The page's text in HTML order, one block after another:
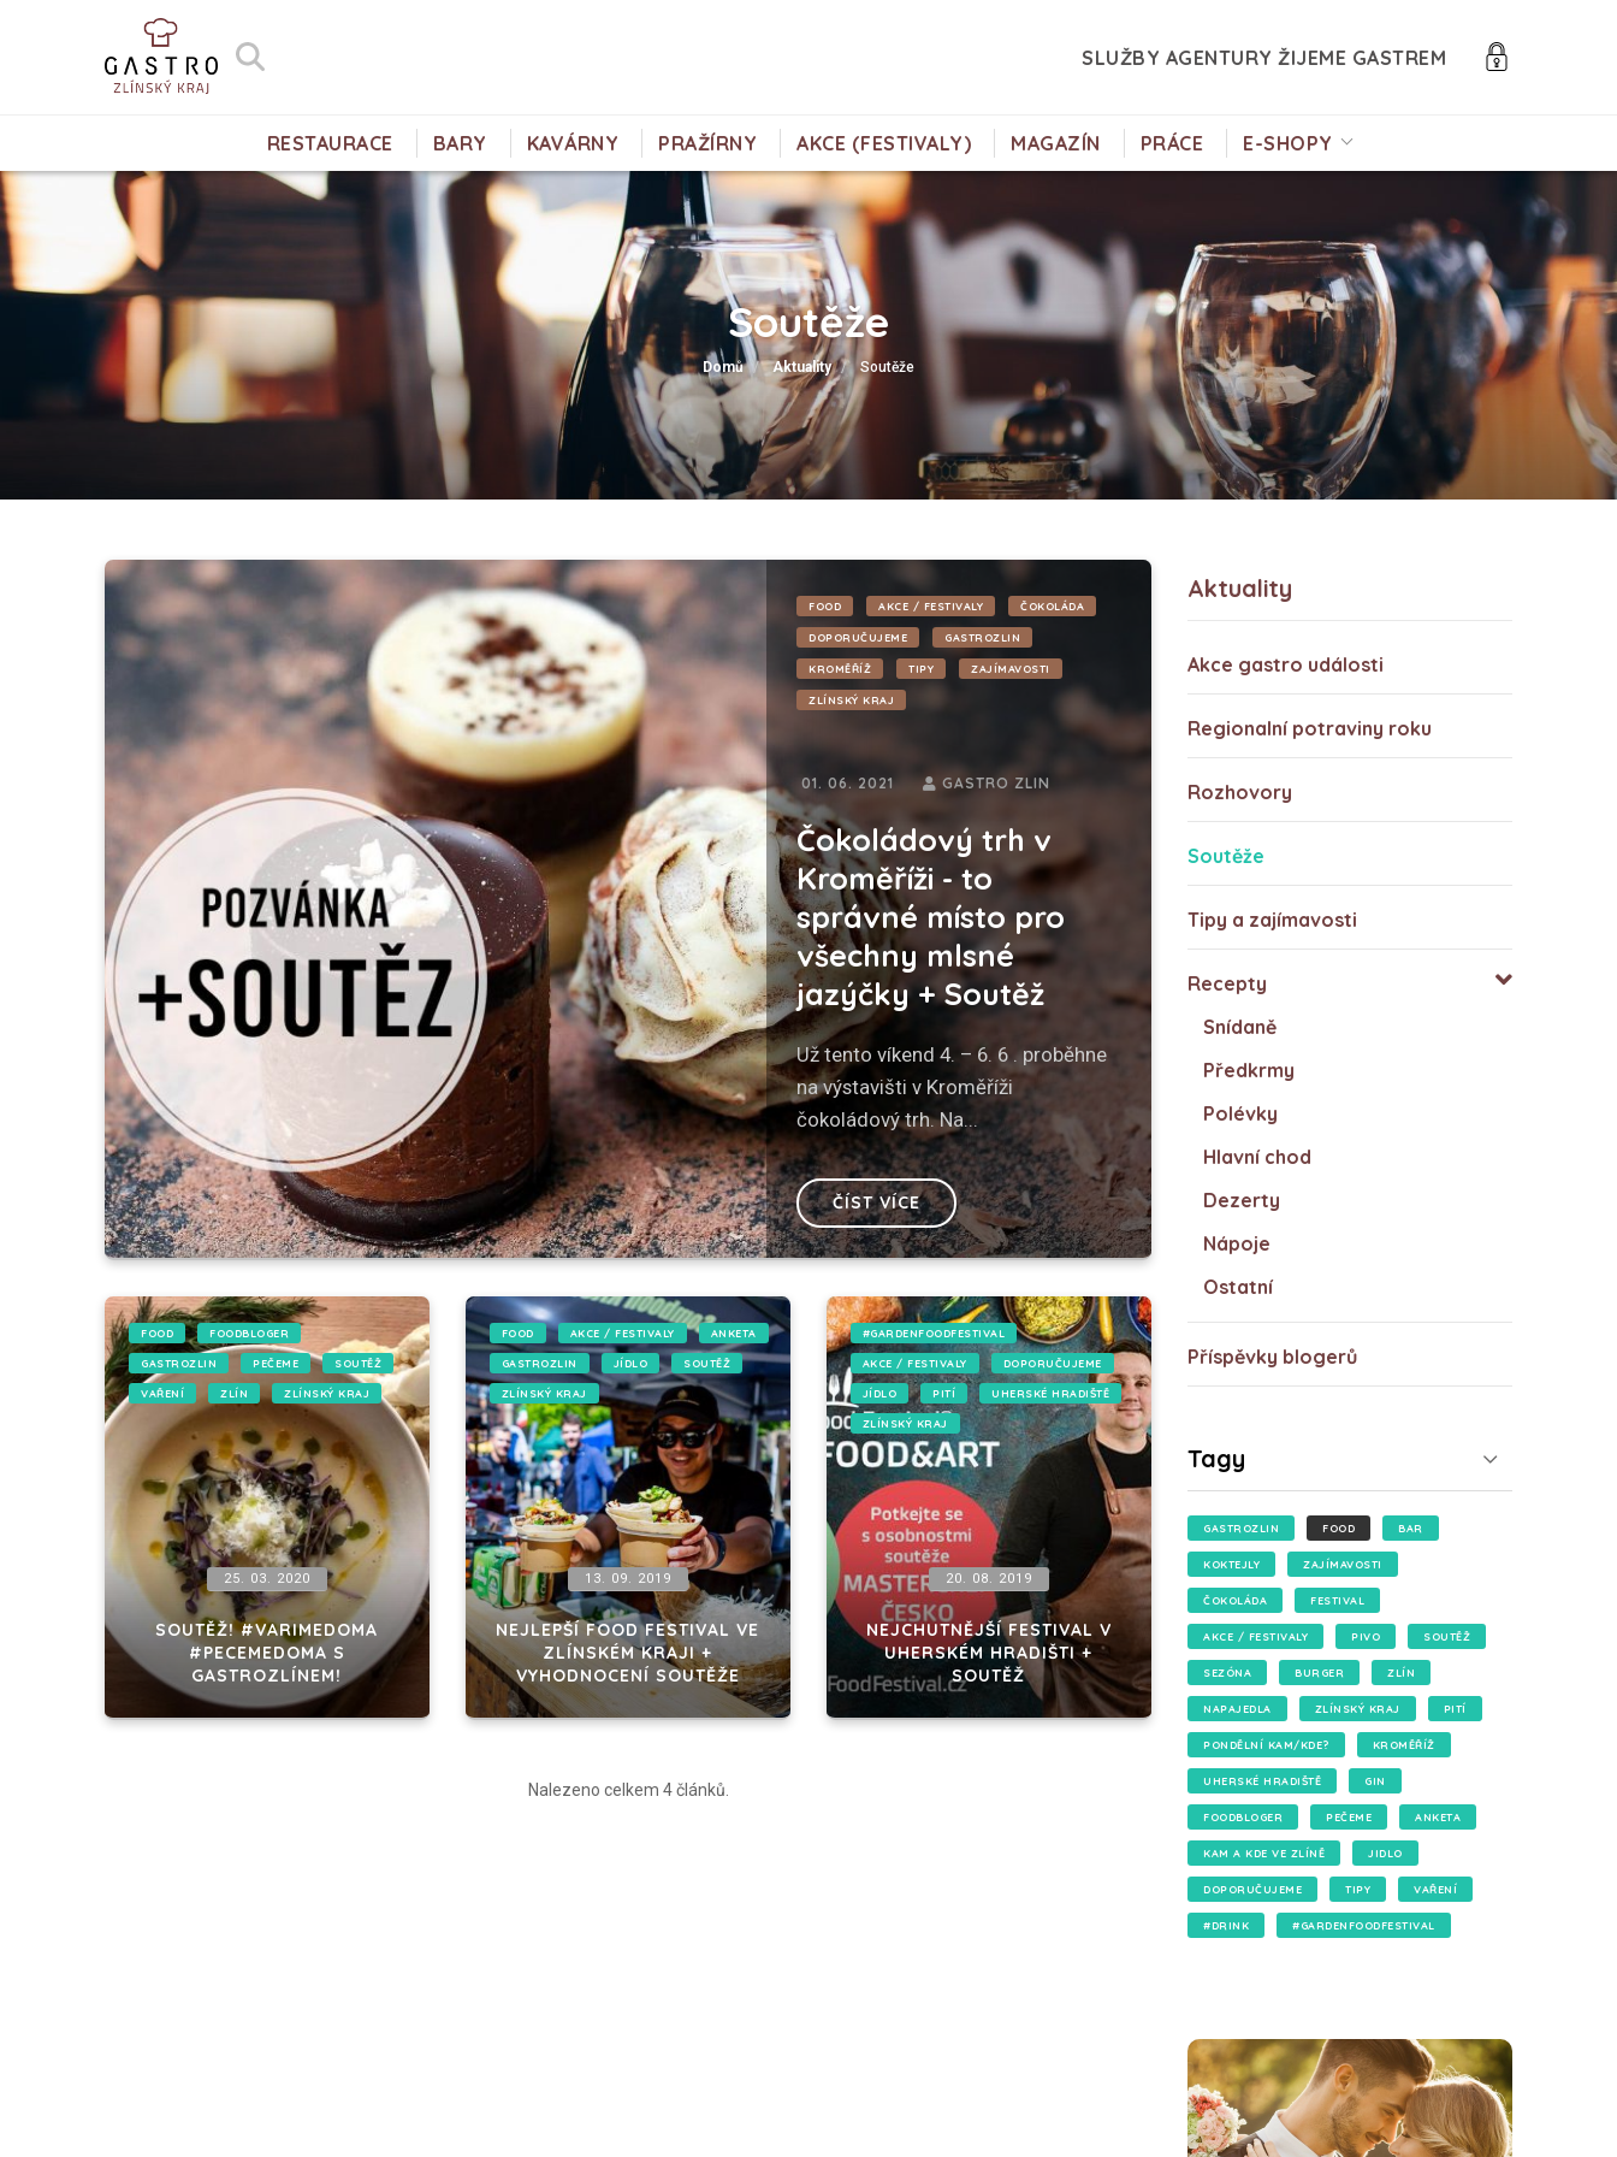
SLUŽBY AGENTURY ŽIJEME GASTREM
RESTAURACE BARY KAVÁRNY PRAŽÍRNY AKCE (FESTIVALY) MAGAZÍN PRÁCE E-SHOPY
Soutěže
Domů Aktuality Soutěže
FOOD AKCE / FESTIVALY ČOKOLÁDA
DOPORUČUJEME GASTROZLIN
KROMĚŘÍŽ TIPY ZAJÍMAVOSTI
ZLÍNSKÝ KRAJ
01. 06. 2021 GASTRO ZLIN
Čokoládový trh v
Kroměříži - to
správné místo pro
všechny mlsné
jazýčky + Soutěž
Už tento víkend 4. – 6. 6 . proběhne
na výstavišti v Kroměříži
čokoládový trh. Na...
ČÍST VÍCE
FOOD FOODBLOGER
GASTROZLIN PEČEME SOUTĚŽ
VAŘENÍ ZLÍN ZLÍNSKÝ KRAJ
25. 03. 2020
SOUTĚŽ! #VARIMEDOMA
#PECEMEDOMA S
GASTROZLÍNEM!
FOOD AKCE / FESTIVALY ANKETA
GASTROZLIN JÍDLO SOUTĚŽ
ZLÍNSKÝ KRAJ
13. 09. 2019
NEJLEPŠÍ FOOD FESTIVAL VE
ZLÍNSKÉM KRAJI +
VYHODNOCENÍ SOUTĚŽE
#GARDENFOODFESTIVAL
AKCE / FESTIVALY DOPORUČUJEME
JÍDLO PITÍ UHERSKÉ HRADIŠTĚ
ZLÍNSKÝ KRAJ
20. 08. 2019
NEJCHUTNĚJŠÍ FESTIVAL V
UHERSKÉM HRADIŠTI +
SOUTĚŽ
Nalezeno celkem 4 článků.
Aktuality
Akce gastro události
Regionalní potraviny roku
Rozhovory
Soutěže
Tipy a zajímavosti
Recepty
Snídaně
Předkrmy
Polévky
Hlavní chod
Dezerty
Nápoje
Ostatní
Příspěvky blogerů
Tagy
GASTROZLIN FOOD BAR
KOKTEJLY ZAJÍMAVOSTI
ČOKOLÁDA FESTIVAL
AKCE / FESTIVALY PIVO SOUTĚŽ
SEZÓNA BURGER ZLÍN
NAPAJEDLA ZLÍNSKÝ KRAJ PITÍ
PONDĚLNÍ KAM/KDE? KROMĚŘÍŽ
UHERSKÉ HRADIŠTĚ GIN
FOODBLOGER PEČEME ANKETA
KAM A KDE VE ZLÍNĚ JIDLO
DOPORUČUJEME TIPY VAŘENÍ
#DRINK #GARDENFOODFESTIVAL